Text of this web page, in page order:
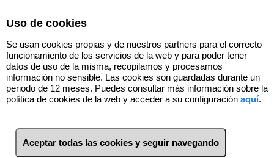
Volver
Uso de cookies
Se usan cookies propias y de nuestros partners para el correcto
funcionamiento de los servicios de la web y para poder tener
datos de uso de la misma, recopilamos y procesamos
información no sensible. Las cookies son guardadas durante un
periodo de 12 meses. Puedes consultar más información sobre la
política de cookies de la web y acceder a su configuración aquí.
Aceptar todas las cookies y seguir navegando